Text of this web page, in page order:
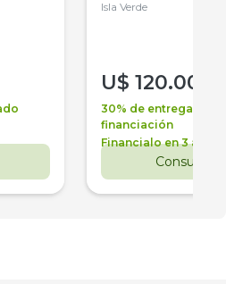
Isla Verde
U$ 120.000
30% de entrega +
financiación
Financialo en 3 años
Consultar